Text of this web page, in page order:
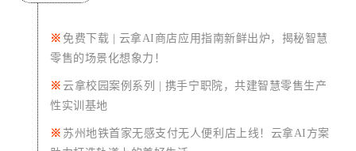
※ 免费下载 | 云拿AI商店应用指南新鲜出炉，揭秘智慧
零售的场景化想象力！
※ 云拿校园案例系列 | 携手宁职院，共建智慧零售生产
性实训基地
※ 苏州地铁首家无感支付无人便利店上线！ 云拿AI方案